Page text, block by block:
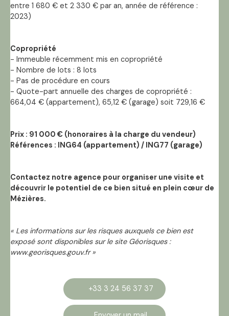
entre 1 680 € et 2 330 € par an, année de référence :
2023)
Copropriété
- Immeuble récemment mis en copropriété
- Nombre de lots : 8 lots
- Pas de procédure en cours
- Quote-part annuelle des charges de copropriété :
664,04 € (appartement), 65,12 € (garage) soit 729,16 €
Prix : 91 000 € (honoraires à la charge du vendeur)
Références : ING64 (appartement) / ING77 (garage)
Contactez notre agence pour organiser une visite et
découvrir le potentiel de ce bien situé en plein cœur de
Mézières.
« Les informations sur les risques auxquels ce bien est
exposé sont disponibles sur le site Géorisques :
www.georisques.gouv.fr »
+33 3 24 56 37 37